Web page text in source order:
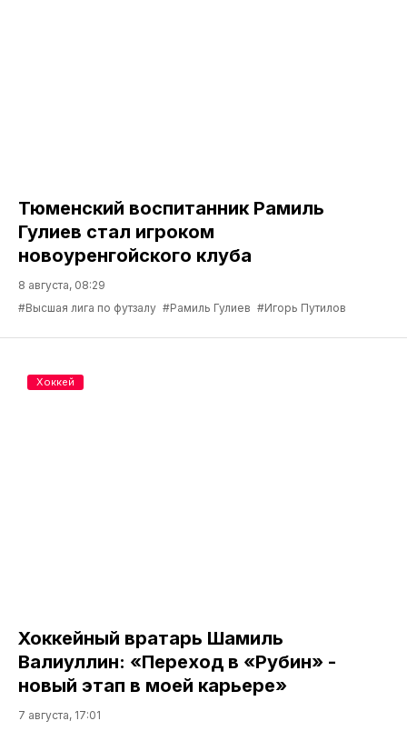
Тюменский воспитанник Рамиль
Гулиев стал игроком
новоуренгойского клуба
8 августа, 08:29
#Высшая лига по футзалу #Рамиль Гулиев #Игорь Путилов
Хоккейный вратарь Шамиль
Валиуллин: «Переход в «Рубин» -
новый этап в моей карьере»
7 августа, 17:01
Хоккей